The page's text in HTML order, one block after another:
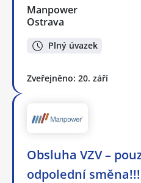
Manpower
Ostrava
Plný úvazek
Zveřejněno: 20. září
Obsluha VZV –
odpolední směna!!!